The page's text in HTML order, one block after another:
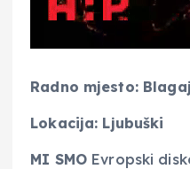
Radno mjesto:
Lokacija: Ljubuški
MI SMOEvropski